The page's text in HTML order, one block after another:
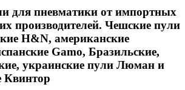
для пневматики от импортных
производителей. Чешские пули
H&N, американские
Gamo, Бразильские,
украинские пули Люман и
Квинтор